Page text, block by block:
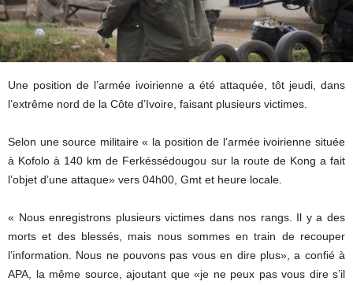
Une position de l’armée ivoirienne a été attaquée, tôt jeudi, dans
l’extrême nord de la Côte d’Ivoire, faisant plusieurs victimes.
Selon une source militaire « la position de l’armée ivoirienne située
à Kofolo à 140 km de Ferkéssédougou sur la route de Kong a fait
l’objet d’une attaque» vers 04h00, Gmt et heure locale.
« Nous enregistrons plusieurs victimes dans nos rangs. Il y a des
morts et des blessés, mais nous sommes en train de recouper
l’information. Nous ne pouvons pas vous en dire plus», a confié à
APA, la même source, ajoutant que «je ne peux pas vous dire s’il